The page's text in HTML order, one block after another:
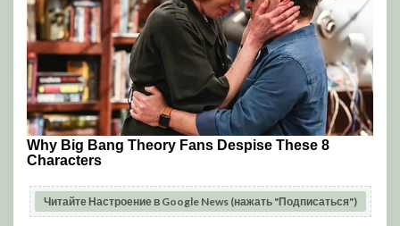
Читайте Настроение в Google News (нажать "Подписаться")